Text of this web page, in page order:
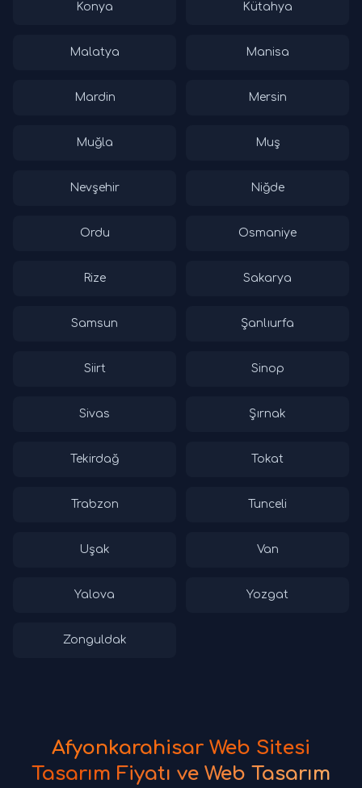
Konya Kütahya
Malatya Manisa
Mardin Mersin
Muğla Muş
Nevşehir Niğde
Ordu Osmaniye
Rize Sakarya
Samsun Şanlıurfa
Siirt Sinop
Sivas Şırnak
Tekirdağ Tokat
Trabzon Tunceli
Uşak Van
Yalova Yozgat
Zonguldak
Afyonkarahisar Web Sitesi
Tasarım Fiyatı ve Web Tasarım